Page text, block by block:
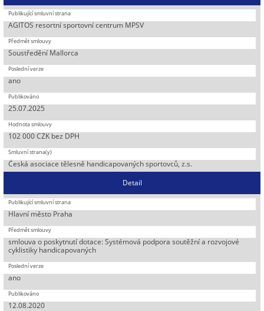
AGITOS resortní sportovní centrum MPSV
Soustředění Mallorca
ano
25.07.2025
102 000 CZK bez DPH
Česká asociace tělesně handicapovaných sportovců, z.s.
Detail
Hlavní město Praha
smlouva o poskytnutí dotace: Systémová podpora soutěžní a rozvojové
cyklistiky handicapovaných
ano
12.08.2020